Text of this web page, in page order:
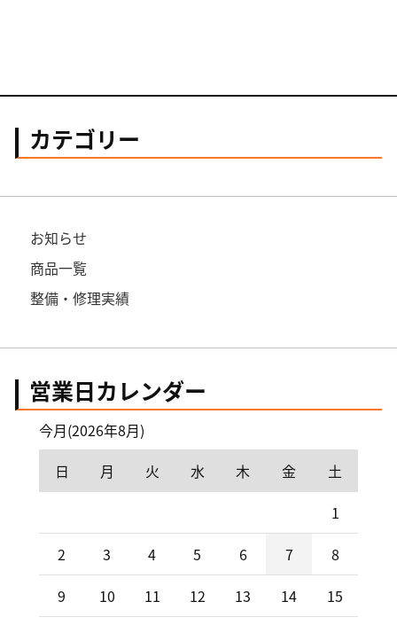
カテゴリー
お知らせ
商品一覧
整備・修理実績
営業日カレンダー
今月(2026年8月)
日
月 火 水 木 金
土
1
2
3 4 5 6 7
8
9
10 11 12 13 14
15